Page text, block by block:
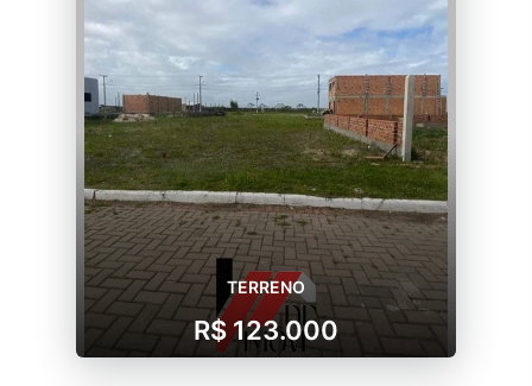
TERRENO
R$ 123.000